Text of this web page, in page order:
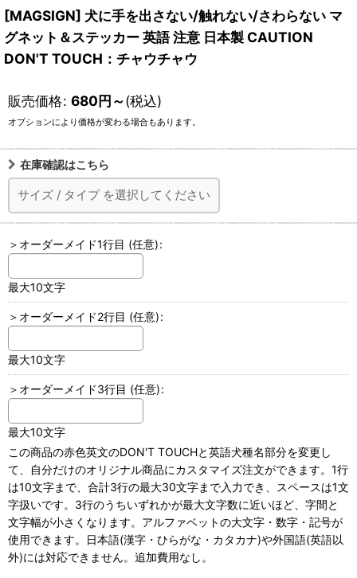
[MAGSIGN] 犬に手を出さない/触れない/さわらない マ
グネット＆ステッカー 英語 注意 日本製 CAUTION
DON'T TOUCH：チャウチャウ
販売価格: 680円～(税込)
オプションにより価格が変わる場合もあります。
在庫確認はこちら
サイズ / タイプ を選択してください
＞オーダーメイド1行目 (任意):
最大10文字
＞オーダーメイド2行目 (任意):
最大10文字
＞オーダーメイド3行目 (任意):
最大10文字
この商品の赤色英文のDON'T TOUCHと英語犬種名部分を変更し
て、自分だけのオリジナル商品にカスタマイズ注文ができます。1行
は10文字まで、合計3行の最大30文字まで入力でき、スペースは1文
字扱いです。3行のうちいずれかが最大文字数に近いほど、字間と
文字幅が小さくなります。アルファベットの大文字・数字・記号が
使用できます。日本語(漢字・ひらがな・カタカナ)や外国語(英語以
外)には対応できません。追加費用なし。